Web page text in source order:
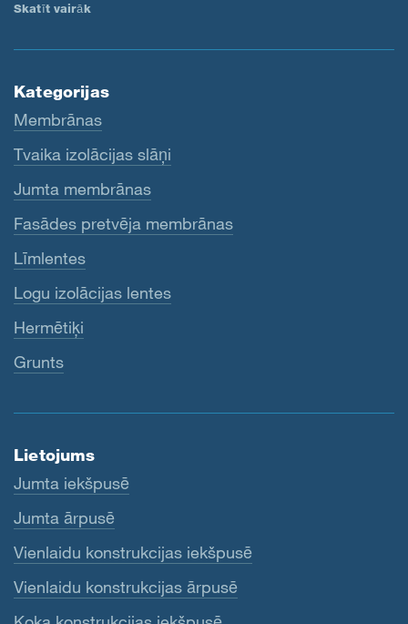
Skatīt vairāk
Kategorijas
Membrānas
Tvaika izolācijas slāņi
Jumta membrānas
Fasādes pretvēja membrānas
Līmlentes
Logu izolācijas lentes
Hermētiķi
Grunts
Lietojums
Jumta iekšpusē
Jumta ārpusē
Vienlaidu konstrukcijas iekšpusē
Vienlaidu konstrukcijas ārpusē